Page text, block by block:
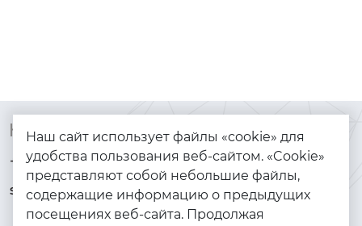
Контакты
+7 (925) 144-64-73
serebryanyye.grani@mail.ru
Каталог
Браслеты
Золото
Серебро
Наш сайт использует файлы «cookie» для
удобства пользования веб-сайтом. «Cookie»
представляют собой небольшие файлы,
содержащие информацию о предыдущих
посещениях веб-сайта. Продолжая